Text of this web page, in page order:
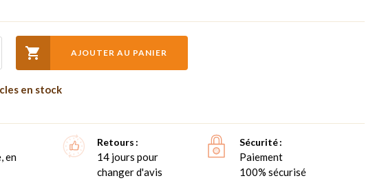
 AJOUTER AU PANIER
en stock
en
Retours
14 jours pour
changer d'avis
Sécurité
Paiement
100% sécurisé